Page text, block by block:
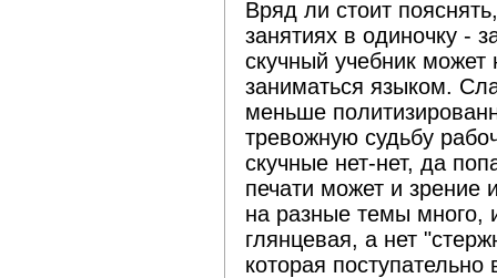
Вряд ли стоит
занятиях в одиночку -
скучный учебник может
заниматься языком.
меньше
тревожную судьбу
скучные нет-нет, да
печати может и зрение
на разные темы много,
глянцевая, а нет
которая поступательно